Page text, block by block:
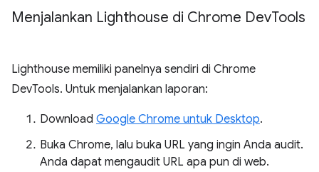
Menjalankan Lighthouse di Chrome DevTools
Lighthouse memiliki panelnya sendiri di Chrome
DevTools. Untuk menjalankan laporan:
Download Google Chrome untuk Desktop.
Buka Chrome, lalu buka URL yang ingin Anda audit.
Anda dapat mengaudit URL apa pun di web.